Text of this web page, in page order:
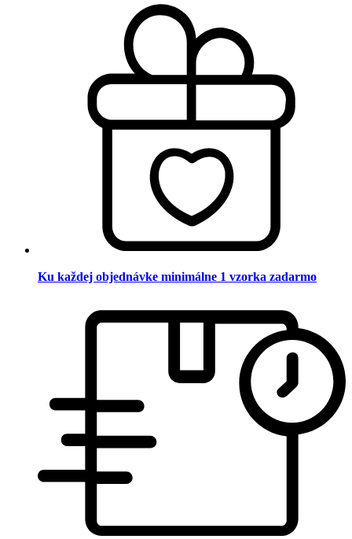
Ku každej objednávke minimálne 1 vzorka zadarmo